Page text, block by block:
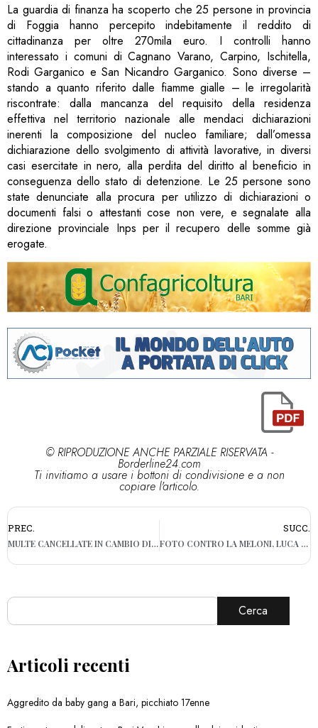
La guardia di finanza ha scoperto che 25 persone in provincia
di Foggia hanno percepito indebitamente il reddito di
cittadinanza per oltre 270mila euro. I controlli hanno
interessato i comuni di Cagnano Varano, Carpino, Ischitella,
Rodi Garganico e San Nicandro Garganico. Sono diverse –
stando a quanto riferito dalle fiamme gialle – le irregolarità
riscontrate: dalla mancanza del requisito della residenza
effettiva nel territorio nazionale alle mendaci dichiarazioni
inerenti la composizione del nucleo familiare; dall’omessa
dichiarazione dello svolgimento di attività lavorative, in diversi
casi esercitate in nero, alla perdita del diritto al beneficio in
conseguenza dello stato di detenzione. Le 25 persone sono
state denunciate alla procura per utilizzo di dichiarazioni o
documenti falsi o attestanti cose non vere, e segnalate alla
direzione provinciale Inps per il recupero delle somme già
erogate.
© RIPRODUZIONE ANCHE PARZIALE RISERVATA -
Borderline24.com
Ti invitiamo a usare i bottoni di condivisione e a non
copiare l'articolo.
PREC.
MULTE CANCELLATE IN CAMBIO DI REGALI, 46 INDAGATI A LECCE
SUCC.
FOTO CONTRO LA MELONI, LUCA DELL’ATTI SI DIMETTE
Cerca
Articoli recenti
Aggredito da baby gang a Bari, picchiato 17enne